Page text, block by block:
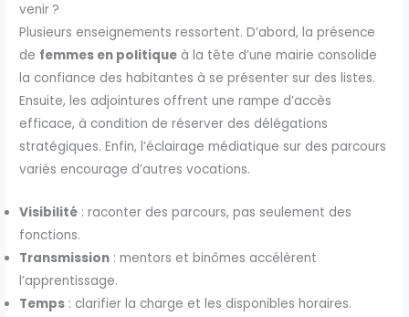
venir ?
Plusieurs enseignements ressortent. D’abord, la présence
de femmes en politique à la tête d’une mairie consolide
la confiance des habitantes à se présenter sur des listes.
Ensuite, les adjointures offrent une rampe d’accès
efficace, à condition de réserver des délégations
stratégiques. Enfin, l’éclairage médiatique sur des parcours
variés encourage d’autres vocations.
Visibilité : raconter des parcours, pas seulement des
fonctions.
Transmission : mentors et binômes accélèrent
l’apprentissage.
Temps : clarifier la charge et les disponibles horaires.